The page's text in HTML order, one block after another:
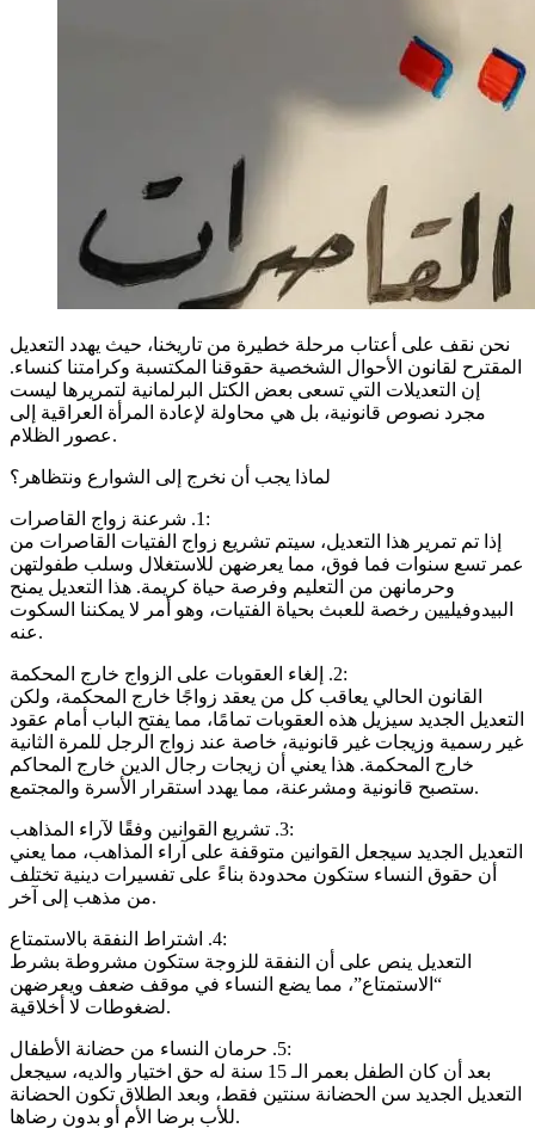
‏نحن نقف على أعتاب مرحلة خطيرة من تاريخنا، حيث يهدد التعديل
المقترح لقانون الأحوال الشخصية حقوقنا المكتسبة وكرامتنا كنساء.
إن التعديلات التي تسعى بعض الكتل البرلمانية لتمريرها ليست
مجرد نصوص قانونية، بل هي محاولة لإعادة المرأة العراقية إلى
عصور الظلام.
‏لماذا يجب أن نخرج إلى الشوارع ونتظاهر؟
‏1. شرعنة زواج القاصرات:
‏إذا تم تمرير هذا التعديل، سيتم تشريع زواج الفتيات القاصرات من
عمر تسع سنوات فما فوق، مما يعرضهن للاستغلال وسلب طفولتهن
وحرمانهن من التعليم وفرصة حياة كريمة. هذا التعديل يمنح
البيدوفيليين رخصة للعبث بحياة الفتيات، وهو أمر لا يمكننا السكوت
عنه.
‏2. إلغاء العقوبات على الزواج خارج المحكمة:
‏القانون الحالي يعاقب كل من يعقد زواجًا خارج المحكمة، ولكن
التعديل الجديد سيزيل هذه العقوبات تمامًا، مما يفتح الباب أمام عقود
غير رسمية وزيجات غير قانونية، خاصة عند زواج الرجل للمرة الثانية
خارج المحكمة. هذا يعني أن زيجات رجال الدين خارج المحاكم
ستصبح قانونية ومشرعنة، مما يهدد استقرار الأسرة والمجتمع.
‏3. تشريع القوانين وفقًا لآراء المذاهب:
‏التعديل الجديد سيجعل القوانين متوقفة على آراء المذاهب، مما يعني
أن حقوق النساء ستكون محدودة بناءً على تفسيرات دينية تختلف
من مذهب إلى آخر.
‏4. اشتراط النفقة بالاستمتاع:
‏التعديل ينص على أن النفقة للزوجة ستكون مشروطة بشرط
“الاستمتاع”، مما يضع النساء في موقف ضعف ويعرضهن
لضغوطات لا أخلاقية.
‏5. حرمان النساء من حضانة الأطفال:
‏بعد أن كان الطفل بعمر الـ 15 سنة له حق اختيار والديه، سيجعل
التعديل الجديد سن الحضانة سنتين فقط، وبعد الطلاق تكون الحضانة
للأب برضا الأم أو بدون رضاها.